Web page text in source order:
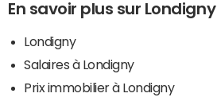
En savoir plus sur Londigny
Londigny
Salaires à Londigny
Prix immobilier à Londigny